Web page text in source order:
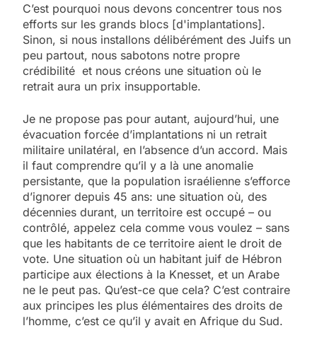
C’est pourquoi nous devons concentrer tous nos
efforts sur les grands blocs [d'implantations].
Sinon, si nous installons délibérément des Juifs un
peu partout, nous sabotons notre propre
crédibilité et nous créons une situation où le
retrait aura un prix insupportable.
Je ne propose pas pour autant, aujourd’hui, une
évacuation forcée d’implantations ni un retrait
militaire unilatéral, en l’absence d’un accord. Mais
il faut comprendre qu’il y a là une anomalie
persistante, que la population israélienne s’efforce
d’ignorer depuis 45 ans: une situation où, des
décennies durant, un territoire est occupé – ou
contrôlé, appelez cela comme vous voulez – sans
que les habitants de ce territoire aient le droit de
vote. Une situation où un habitant juif de Hébron
participe aux élections à la Knesset, et un Arabe
ne le peut pas. Qu’est-ce que cela? C’est contraire
aux principes les plus élémentaires des droits de
l’homme, c’est ce qu’il y avait en Afrique du Sud.